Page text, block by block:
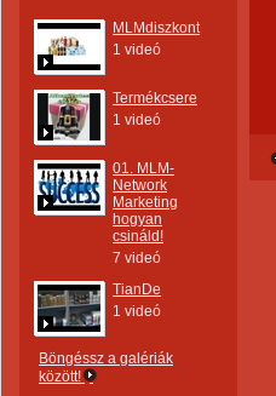
MLMdiszkont
1 videó
Termékcsere
1 videó
01. MLM-
Network
Marketing
hogyan
csináld!
7 videó
TianDe
1 videó
Böngéssz a galériák
között!